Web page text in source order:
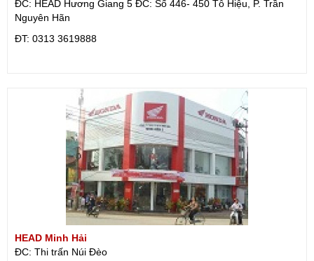
ĐC: HEAD Hương Giang 5 ĐC: Số 446- 450 Tô Hiệu, P. Trần
Nguyên Hãn
ÐT: 0313 3619888
HEAD Minh Hải
ĐC: Thi trấn Núi Đèo